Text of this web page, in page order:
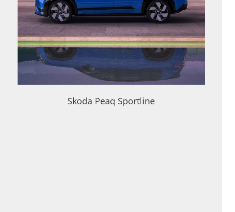
Skoda Peaq Sportline